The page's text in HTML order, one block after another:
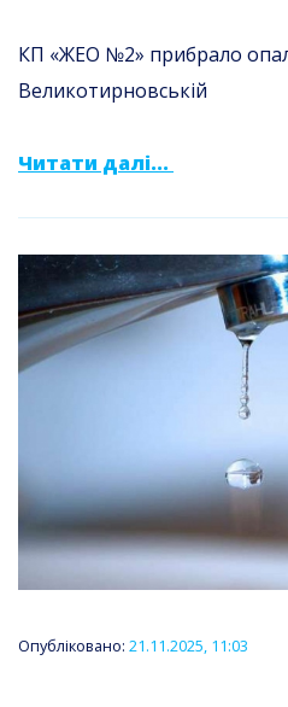
КП «ЖЕО №2» прибрало
Великотирновській
Читати далі...
Опубліковано: 21.11.2025, 11:03